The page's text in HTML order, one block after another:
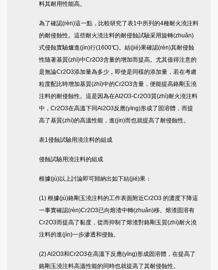
料其耐用性能高。
為了確認(rèn)這一點，比較研究了表1中所列的4種耐火澆注料
的耐侵蝕性。這些耐火澆注料的耐侵蝕試驗采用旋轉(zhuǎn)
式侵蝕實驗爐進(jìn)行(1600℃)。結(jié)果確認(rèn)其耐侵蝕
性隨著基質(zhì)中Cr2O3含量的增加而提高。尤其值得注意的
是無論Cr2O3添加量為多少，即使是同樣的添加量，若在考慮
粒度配比時增加基質(zhì)中的Cr2O3含量，便能提高鉻剛玉澆
注料的耐侵蝕性。這是因為在AI2O3-Cr2O3質(zhì)耐火澆注料
中，Cr2O3在高溫下同Al2O3反應(yīng)形成了固溶體，而提
高了基質(zhì)的高溫性能，進(jìn)而也就提高了耐侵蝕性。
表1侵蝕試驗用澆注料的組成
侵蝕試驗用澆注料的組成
根據(jù)以上討論即可歸納出如下結(jié)果：
(1) 根據(jù)鉻剛玉澆注料的工作表面附近Cr2O3 的濃度下降這
一事實確認(rèn)Cr2O3已向熔渣中轉(zhuǎn)移。熔渣固溶有
Cr2O3而提高了黏度，從而抑制了熔渣對鉻剛玉質(zhì)耐火澆
注料的進(jìn)一步滲透和侵蝕。
(2) Al2O3和Cr2O3在高溫下反應(yīng)形成固溶體，在提高了
鉻剛玉澆注料高溫性能的同時也就提高了其耐侵蝕性。